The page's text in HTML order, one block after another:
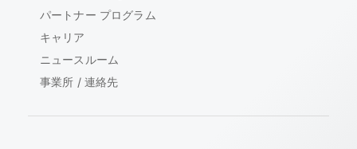
パートナー プログラム
キャリア
ニュースルーム
事業所 / 連絡先